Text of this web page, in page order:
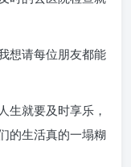
想请每位朋友都能
生就要及时享乐，
的生活真的一塌糊